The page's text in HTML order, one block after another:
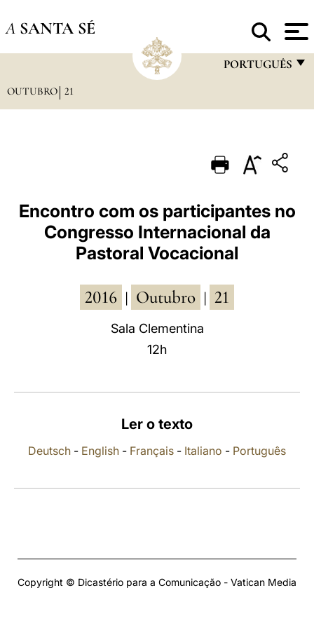
A SANTA SÉ
PORTUGUÊS
PORTUGUÊS
DEUTSCH
POLSKI
العربيّة
中文
OUTUBRO 21
Encontro com os participantes no
Congresso Internacional da
Pastoral Vocacional
2016 Outubro 21
Sala Clementina
12h
Ler o texto
Deutsch - English - Français - Italiano - Português
Copyright © Dicastério para a Comunicação - Vatican Media